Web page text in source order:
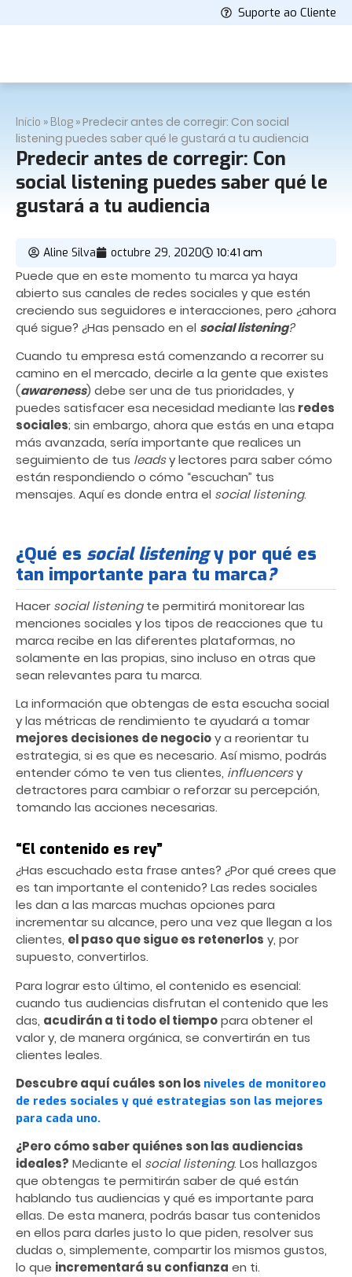
Suporte ao Cliente
Início » Blog »Predecir antes de corregir: Con social
listening puedes saber qué le gustará a tu audiencia
Predecir antes de corregir: Con
social listening puedes saber qué le
gustará a tu audiencia
Aline Silva octubre 29, 2020 10:41 am
Puede que en este momento tu marca ya haya
abierto sus canales de redes sociales y que estén
creciendo sus seguidores e interacciones, pero ¿ahora
qué sigue? ¿Has pensado en el social listening?
Cuando tu empresa está comenzando a recorrer su
camino en el mercado, decirle a la gente que existes
(awareness) debe ser una de tus prioridades, y
puedes satisfacer esa necesidad mediante las redes
sociales; sin embargo, ahora que estás en una etapa
más avanzada, sería importante que realices un
seguimiento de tus leadsy lectores para saber cómo
están respondiendo o cómo “escuchan” tus
mensajes. Aquí es donde entra el social listening.
¿Qué es social listeningy por qué es
tan importante para tu marca?
Hacersocial listeningte permitirá monitorear las
menciones sociales y los tipos de reacciones que tu
marca recibe en las diferentes plataformas, no
solamente en las propias, sino incluso en otras que
sean relevantes para tu marca.
La información que obtengas de esta escucha social
y las métricas de rendimiento te ayudará a tomar
mejores decisiones de negocioy a reorientar tu
estrategia, si es que es necesario. Así mismo, podrás
entender cómo te ven tus clientes, influencersy
detractores para cambiar o reforzar su percepción,
tomando las acciones necesarias.
“El contenido es rey”
¿Has escuchado esta frase antes? ¿Por qué crees que
es tan importante el contenido? Las redes sociales
les dan a las marcas muchas opciones para
incrementar su alcance, pero una vez que llegan a los
clientes, el paso que sigue es retenerlos y, por
supuesto, convertirlos.
Para lograr esto último, el contenido es esencial:
cuando tus audiencias disfrutan el contenido que les
das, acudirán a ti todo el tiempopara obtener el
valor y, de manera orgánica, se convertirán en tus
clientes leales.
Descubre aquí cuáles son los niveles de monitoreo
de redes sociales y qué estrategias son las mejores
para cada uno.
¿Pero cómo saber quiénes son las audiencias
ideales? Mediante el social listening. Los hallazgos
que obtengas te permitirán saber de qué están
hablando tus audiencias y qué es importante para
ellas. De esta manera, podrás basar tus contenidos
en ellos para darles justo lo que piden, resolver sus
dudas o, simplemente, compartir los mismos gustos,
lo que incrementará su confianza en ti.